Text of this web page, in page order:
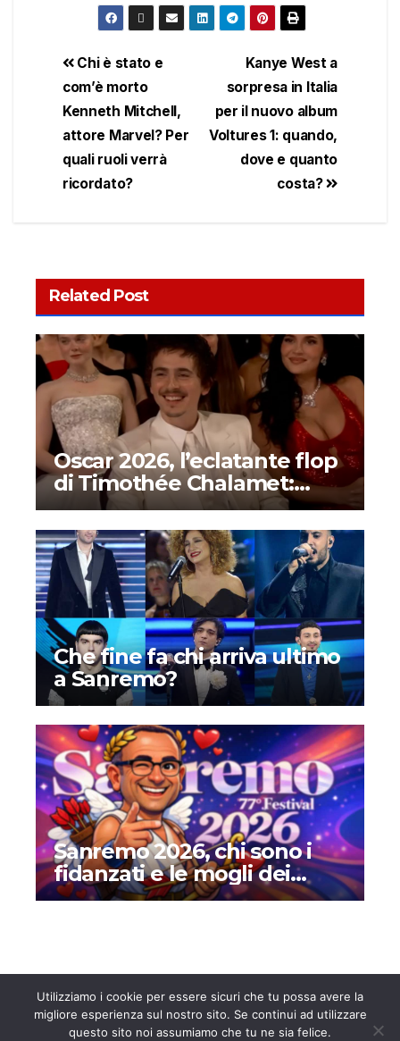
Kanye West a
sorpresa in Italia
per il nuovo album
Voltures 1: quando,
dove e quanto
costa?
Chi è stato e
com’è morto
Kenneth Mitchell,
attore Marvel? Per
quali ruoli verrà
ricordato?
Related Post
Oscar 2026, l’eclatante flop
di Timothée Chalamet:
ecco cosa è successo
Che fine fa chi arriva ultimo
a Sanremo?
Sanremo 2026, chi sono i
fidanzati e le mogli dei
cantanti in gara: amori,
Utilizziamo i cookie per essere sicuri che tu possa avere la
migliore esperienza sul nostro sito. Se continui ad utilizzare
questo sito noi assumiamo che tu ne sia felice.